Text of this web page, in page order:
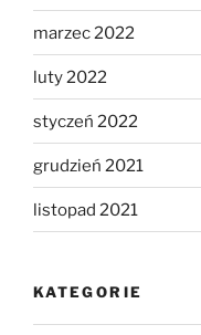
marzec 2022
luty 2022
styczeń 2022
grudzień 2021
listopad 2021
KATEGORIE